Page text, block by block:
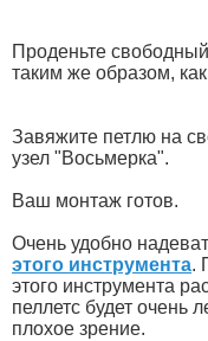
Проденьте
таким же образом,
Завяжите петлю на
узел "Восьмерка".
Ваш монтаж готов.
Очень удобно
этого инструмента.
этого инструмента
пеллетс будет очень
плохое зрение.